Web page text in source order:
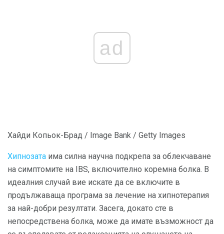
ad
Хайди Копьок-Брад / Image Bank / Getty Images
Хипнозата има силна научна подкрепа за облекчаване
на симптомите на IBS, включително коремна болка. В
идеалния случай вие искате да се включите в
продължаваща програма за лечение на хипнотерапия
за най-добри резултати. Засега, докато сте в
непосредствена болка, може да имате възможност да